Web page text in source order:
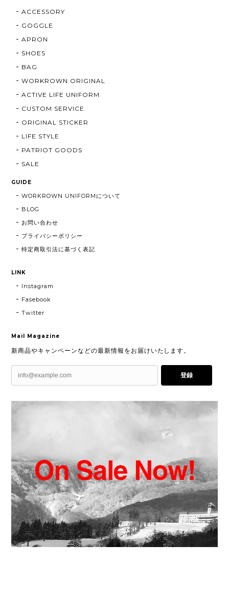
ACCESSORY
GOGGLE
APRON
SHOES
BAG
WORKROWN ORIGINAL
ACTIVE LIFE UNIFORM
CUSTOM SERVICE
ORIGINAL STICKER
LIFE STYLE
PATRIOT GOODS
SALE
GUIDE
WORKROWN UNIFORMについて
BLOG
お問い合わせ
プライバシーポリシー
特定商取引法に基づく表記
LINK
Instagram
Fasebook
Twitter
Mail Magazine
新商品やキャンペーンなどの最新情報をお届けいたします。
登録